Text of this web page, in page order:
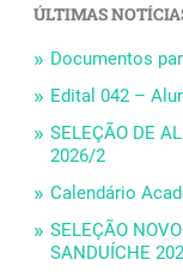
ÚLTIMAS
Documentos
Edital 042 –
SELEÇÃO DE
2026/2
Calendário
SELEÇÃO
SANDUÍCHE